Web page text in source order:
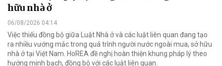
hữu nhà ở
06/08/2026 04:14
Việc thiếu đồng bộ giữa Luật Nhà ở và các luật liên quan đang tạo
ra nhiều vướng mắc trong quá trình người nước ngoài mua, sở hữu
nhà ở tại Việt Nam. HoREA đề nghị hoàn thiện khung pháp lý theo
hướng minh bạch, đồng bộ với các luật liên quan.